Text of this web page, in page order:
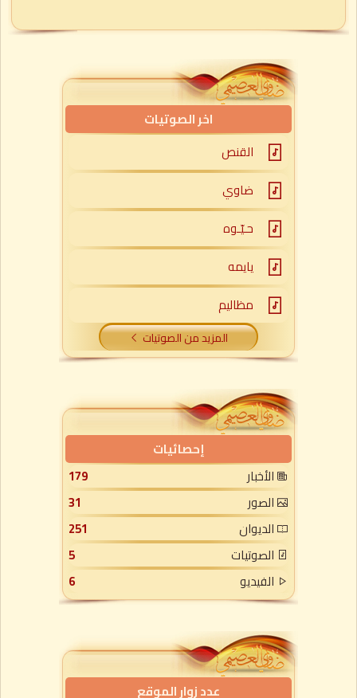
اخر الصوتيات
القنص
ضاوي
حـيّـوه
يايمه
مظاليم
المزيد من الصوتيات
إحصائيات
الأخبار
179
الصور
31
الديوان
251
الصوتيات
5
الفيديو
6
عدد زوار الموقع